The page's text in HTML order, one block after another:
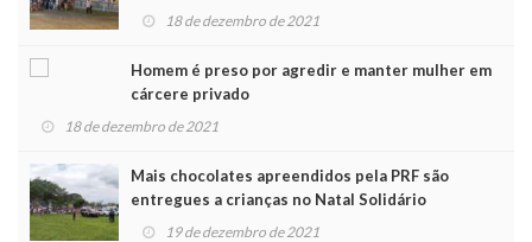
Noel
18 de dezembro de 2021
Homem é preso por agredir e manter mulher em
cárcere privado
18 de dezembro de 2021
Mais chocolates apreendidos pela PRF são
entregues a crianças no Natal Solidário
19 de dezembro de 2021